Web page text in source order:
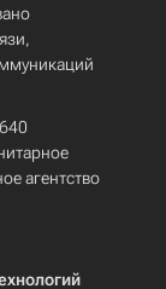
агентство